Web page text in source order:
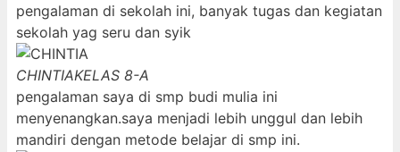
pengalaman di sekolah ini, banyak tugas dan kegiatan
sekolah yag seru dan syik
CHINTIAKELAS 8-A
pengalaman saya di smp budi mulia ini
menyenangkan.saya menjadi lebih unggul dan lebih
mandiri dengan metode belajar di smp ini.